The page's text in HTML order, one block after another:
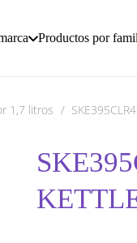
Productos por
1,7 litros /